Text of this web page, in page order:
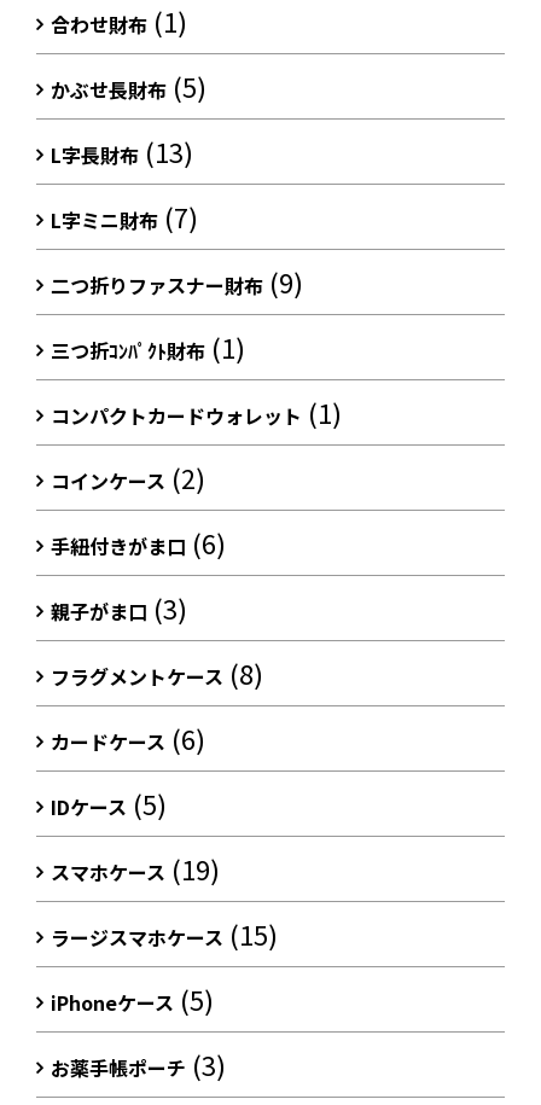
合わせ財布 (1)
かぶせ長財布 (5)
L字長財布 (13)
L字ミニ財布 (7)
二つ折りファスナー財布 (9)
三つ折ｺﾝﾊﾟｸﾄ財布 (1)
コンパクトカードウォレット (1)
コインケース (2)
手紐付きがま口 (6)
親子がま口 (3)
フラグメントケース (8)
カードケース (6)
IDケース (5)
スマホケース (19)
ラージスマホケース (15)
iPhoneケース (5)
お薬手帳ポーチ (3)